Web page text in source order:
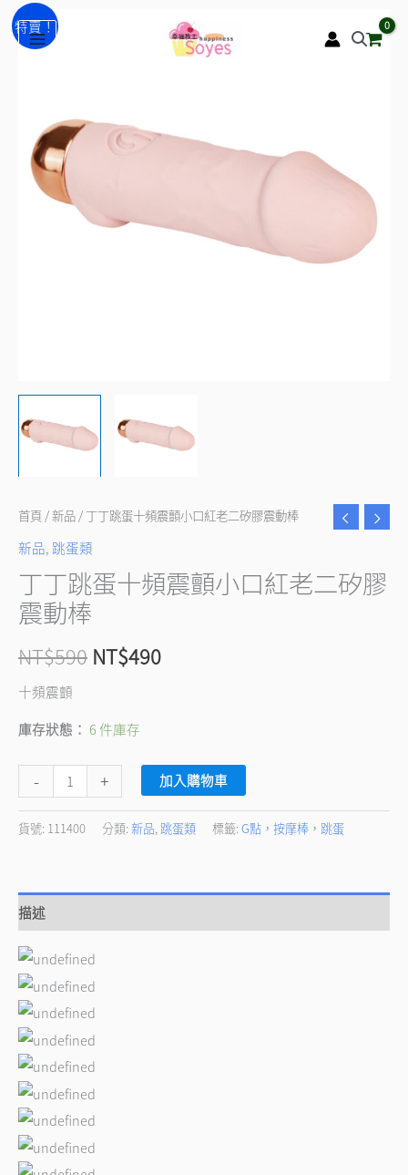
至
特賣！
首頁 / 新品 / 丁丁跳蛋十頻震顫小口紅老二矽膠震動棒
新品, 跳蛋類
丁丁跳蛋十頻震顫小口紅老二矽膠
震動棒
NT$590
格：
NT$490
目
前
格：
十頻震顫
庫存狀態： 6 件庫存
-
丁
丁
震
動
棒
+ 加入購物車
貨號: 111400 分類: 新品, 跳蛋類 標籤: G點，按摩棒，跳蛋
描述